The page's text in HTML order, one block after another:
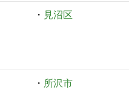
・ 見沼区
・ 所沢市